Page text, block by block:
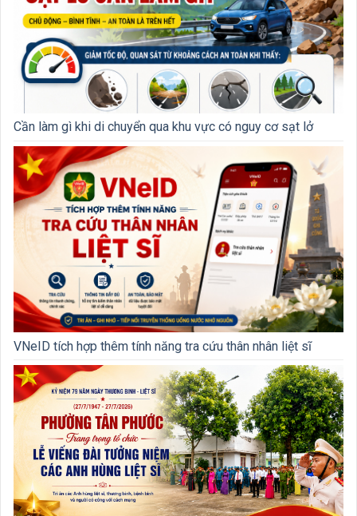
Cần làm gì khi di chuyển qua khu vực có nguy cơ sạt lở
VNeID tích hợp thêm tính năng tra cứu thân nhân liệt sĩ